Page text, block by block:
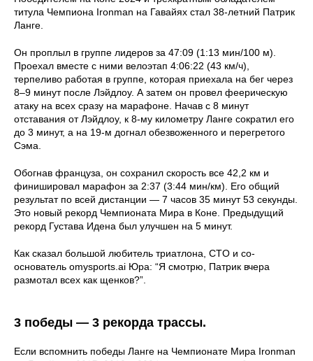
титула Чемпиона Ironman на Гавайях стал 38-летний Патрик
Ланге.
Он проплыл в группе лидеров за 47:09 (1:13 мин/100 м).
Проехал вместе с ними велоэтап 4:06:22 (43 км/ч),
терпеливо работая в группе, которая приехала на бег через
8–9 минут после Лэйдлоу. А затем он провел феерическую
атаку на всех сразу на марафоне. Начав с 8 минут
отставания от Лэйдлоу, к 8-му километру Ланге сократил его
до 3 минут, а на 19-м догнал обезвоженного и перегретого
Сэма.
Обогнав француза, он сохранил скорость все 42,2 км и
финишировал марафон за 2:37 (3:44 мин/км). Его общий
результат по всей дистанции — 7 часов 35 минут 53 секунды.
Это новый рекорд Чемпионата Мира в Коне. Предыдущий
рекорд Густава Идена был улучшен на 5 минут.
Как сказал большой любитель триатлона, CTO и со-
основатель omysports.ai Юра: “Я смотрю, Патрик вчера
размотал всех как щенков?”.
3 победы — 3 рекорда трассы.
Если вспомнить победы Ланге на Чемпионате Мира Ironman